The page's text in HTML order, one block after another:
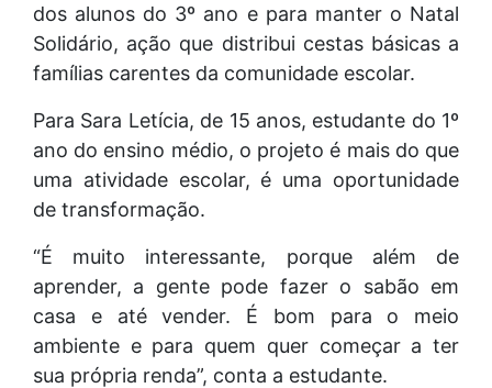
dos alunos do 3º ano e para manter o Natal
Solidário, ação que distribui cestas básicas a
famílias carentes da comunidade escolar.
Para Sara Letícia, de 15 anos, estudante do 1º
ano do ensino médio, o projeto é mais do que
uma atividade escolar, é uma oportunidade
de transformação.
“É muito interessante, porque além de
aprender, a gente pode fazer o sabão em
casa e até vender. É bom para o meio
ambiente e para quem quer começar a ter
sua própria renda”, conta a estudante.